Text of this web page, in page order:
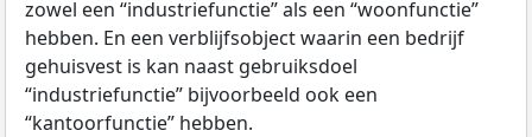
zowel een “industriefunctie” als een “woonfunctie”
hebben. En een verblijfsobject waarin een bedrijf
gehuisvest is kan naast gebruiksdoel
“industriefunctie” bijvoorbeeld ook een
“kantoorfunctie” hebben.